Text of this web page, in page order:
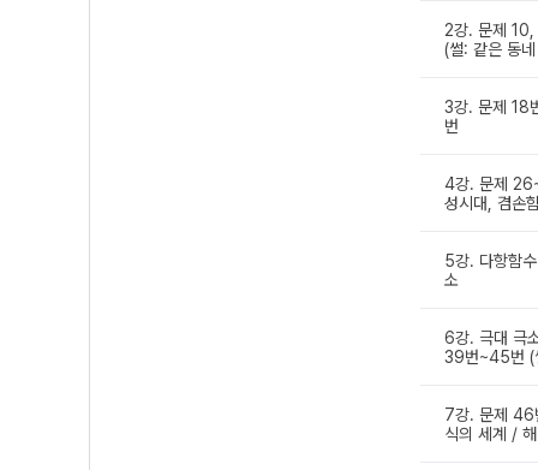
2강. 문제
(썰: 같은 동
3강. 문제 18
번
4강. 문제
성시대, 겸손
5강. 다항함
소
6강. 극대 극
39번~45번 (
7강. 문제 46
식의 세계 /